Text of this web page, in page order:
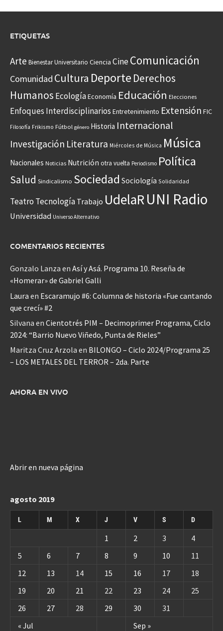
ETIQUETAS
Arte Bienestar Universitario Ciencia CineComunicación
Comunidad Cultura Deporte Derechos
Humanos EcologíaEconomía Educación Elecciones
Enfoques Interdisciplinarios Entretenimiento Extensión FIC
Filosofía Frikismo Fútbol género Historia Internacional
Investigación Literatura Miércoles de Música Música
Nacionales Noticias Nutrición otra vuelta Periodismo Política
Salud Sindicalismo Sociedad Sociología Solidaridad
Teatro Tecnología Trabajo UdelaRUNI Radio
Universidad Universo Alternativo
COMENTARIOS RECIENTES
Gonzalo Lanza en Así y Asá. Programa 10. Reseña de
«Homerar» de Gabriel Galli
Laura en Escaramujo #6: Columna de historia «Fue cantando
que crecí» #2
Silvana en Cientotrés PIM – Decimoprimer Programa, Ciclo
2024: “Barrio Nuevo Viñedo, Punta de Rieles”
Maritza Cruz Arzola en BILONGO – Ciclo 2024/Programa 25
– LOS METALES DEL TERROR – 2da. Parte
AHORA EN VIVO
Abrir en nueva página
agosto 2019
L M X J V S D
« Jul Sep »
1 2 3
4
5
6 7 8 9 10
11
12
13 14 15 16 17
18
19
20 21 22 23 24
25
26
27 28 29 30 31